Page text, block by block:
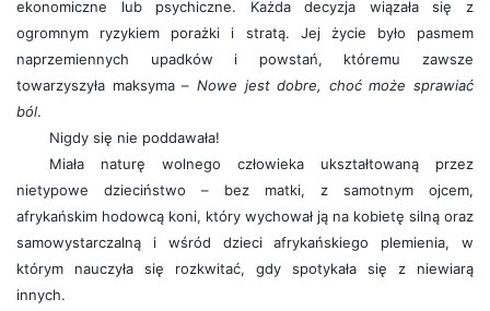
ekonomiczne lub psychiczne. Każda decyzja wiązała się z
ogromnym ryzykiem porażki i stratą. Jej życie było pasmem
naprzemiennych upadków i powstań, któremu zawsze
towarzyszyła maksyma – Nowe jest dobre, choć może sprawiać
ból.
Nigdy się nie poddawała!
Miała naturę wolnego człowieka ukształtowaną przez
nietypowe dzieciństwo – bez matki, z samotnym ojcem,
afrykańskim hodowcą koni, który wychował ją na kobietę silną oraz
samowystarczalną i wśród dzieci afrykańskiego plemienia, w
którym nauczyła się rozkwitać, gdy spotykała się z niewiarą
innych.